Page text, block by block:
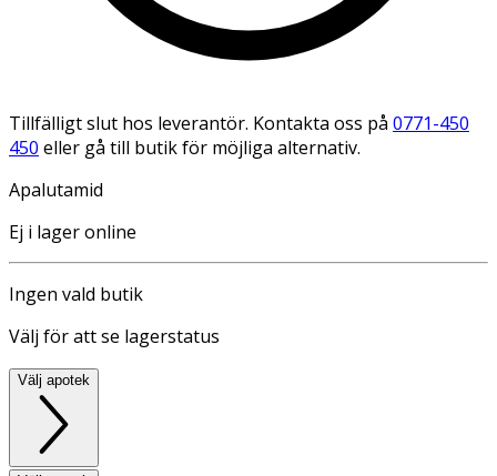
Tillfälligt slut hos leverantör. Kontakta oss på 0771-450
450 eller gå till butik för möjliga alternativ.
Apalutamid
Ej i lager online
Ingen vald butik
Välj för att se lagerstatus
Välj apotek